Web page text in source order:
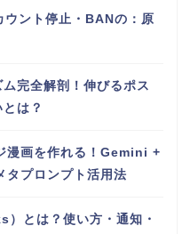
ント停止・BANの：原
完全解剖！伸びるポス
は？
漫画を作れる！Gemini +
プロンプト活用法
とは？使い方・通知・